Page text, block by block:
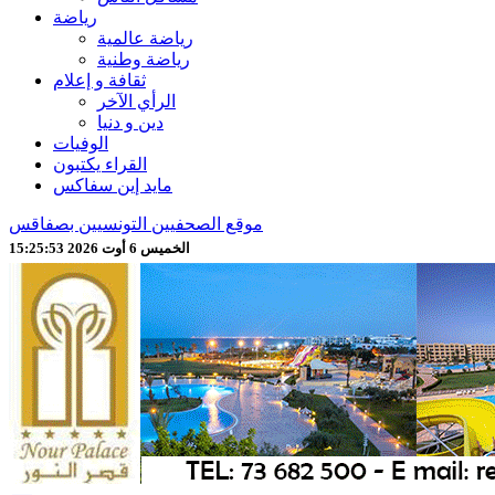
رياضة
رياضة عالمية
رياضة وطنية
ثقافة و إعلام
الرأي الآخر
دين و دنيا
الوفيات
القراء يكتبون
مايد إين سفاكس
موقع الصحفيين التونسيين بصفاقس
الخميس 6 أوت 2026 15:25:56